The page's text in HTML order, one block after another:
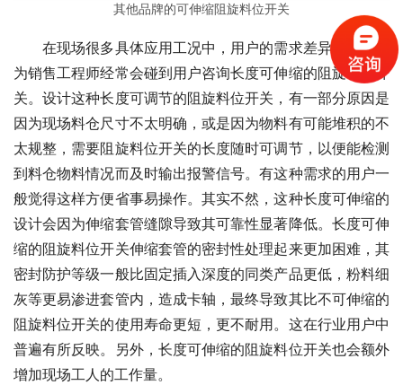
其他品牌的可伸缩阻旋料位开关
在现场很多具体应用工况中，用户的需求差异很大。计
为销售工程师经常会碰到用户咨询长度可伸缩的阻旋料位开
关。设计这种长度可调节的阻旋料位开关，有一部分原因是
因为现场料仓尺寸不太明确，或是因为物料有可能堆积的不
太规整，需要阻旋料位开关的长度随时可调节，以便能检测
到料仓物料情况而及时输出报警信号。有这种需求的用户一
般觉得这样方便省事易操作。其实不然，这种长度可伸缩的
设计会因为伸缩套管缝隙导致其可靠性显著降低。长度可伸
缩的阻旋料位开关伸缩套管的密封性处理起来更加困难，其
密封防护等级一般比固定插入深度的同类产品更低，粉料细
灰等更易渗进套管内，造成卡轴，最终导致其比不可伸缩的
阻旋料位开关的使用寿命更短，更不耐用。这在行业用户中
普遍有所反映。另外，长度可伸缩的阻旋料位开关也会额外
增加现场工人的工作量。